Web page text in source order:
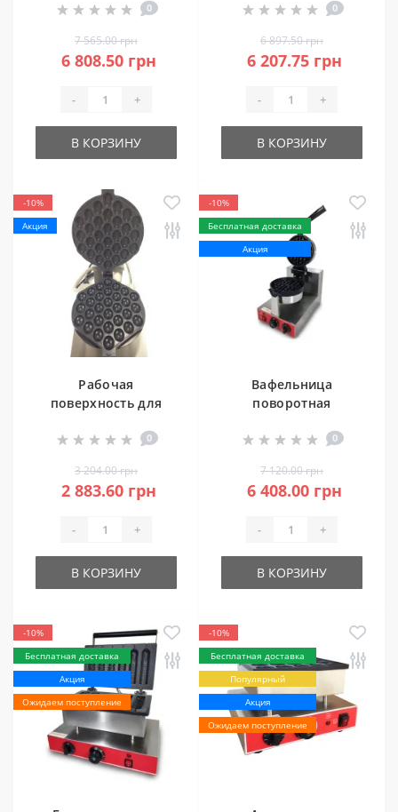
квадратная с0
7 565.00 грн
6 808.50 грн
- +
В КОРЗИНУ
0
6 897.50 грн
6 207.75 грн
- +
В КОРЗИНУ
-10%
Акция
Рабочая
поверхность для
вафельницы
SET WB1HK
0
3 204.00 грн
2 883.60 грн
- +
В КОРЗИНУ
-10%
Бесплатная доставка
Акция
Вафельница
поворотная
0
7 120.00 грн
6 408.00 грн
- +
В КОРЗИНУ
-10%
Бесплатная доставка
Акция
Ожидаем поступление
-10%
Бесплатная доставка
Популярный
Акция
Ожидаем поступление